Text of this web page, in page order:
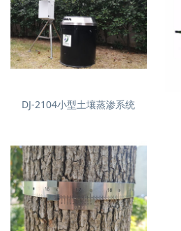
DJ-2104小型土壤蒸渗系统